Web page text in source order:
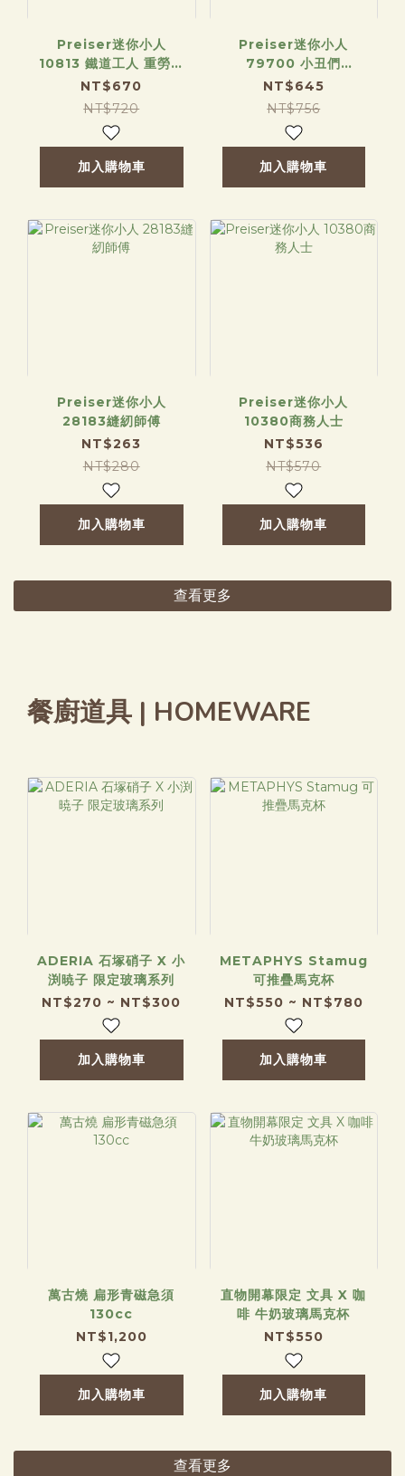
Preiser迷你小人
10813 鐵道工人 重勞動
版
NT$670
NT$720
加入購物車
Preiser迷你小人
79700 小丑們
（1/160）
NT$645
NT$756
加入購物車
Preiser迷你小人
28183縫紉師傅
NT$263
NT$280
加入購物車
Preiser迷你小人
10380商務人士
NT$536
NT$570
加入購物車
查看更多
餐廚道具 | HOMEWARE
ADERIA 石塚硝子 X 小
渕暁子 限定玻璃系列
NT$270 ~ NT$300
加入購物車
METAPHYS Stamug
可推疊馬克杯
NT$550 ~ NT$780
加入購物車
萬古燒 扁形青磁急須
130cc
NT$1,200
加入購物車
直物開幕限定 文具 X 咖
啡 牛奶玻璃馬克杯
NT$550
加入購物車
查看更多